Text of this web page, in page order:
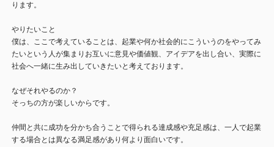
ります。
やりたいこと
僕は、ここで考えていることは、起業や何か社会的にこういうのをやってみ
たいという人が集まりお互いに意見や価値観、アイデアを出し合い、実際に
社会へ一緒に生み出していきたいと考えております。
なぜそれやるのか？
そっちの方が楽しいからです。
仲間と共に成功を分かち合うことで得られる達成感や充足感は、一人で起業
する場合とは異なる満足感があり何より面白いです。